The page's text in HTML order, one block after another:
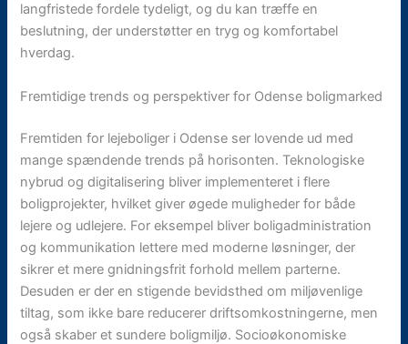
langfristede fordele tydeligt, og du kan træffe en
beslutning, der understøtter en tryg og komfortabel
hverdag.
Fremtidige trends og perspektiver for Odense boligmarked
Fremtiden for lejeboliger i Odense ser lovende ud med
mange spændende trends på horisonten. Teknologiske
nybrud og digitalisering bliver implementeret i flere
boligprojekter, hvilket giver øgede muligheder for både
lejere og udlejere. For eksempel bliver boligadministration
og kommunikation lettere med moderne løsninger, der
sikrer et mere gnidningsfrit forhold mellem parterne.
Desuden er der en stigende bevidsthed om miljøvenlige
tiltag, som ikke bare reducerer driftsomkostningerne, men
også skaber et sundere boligmiljø. Socioøkonomiske